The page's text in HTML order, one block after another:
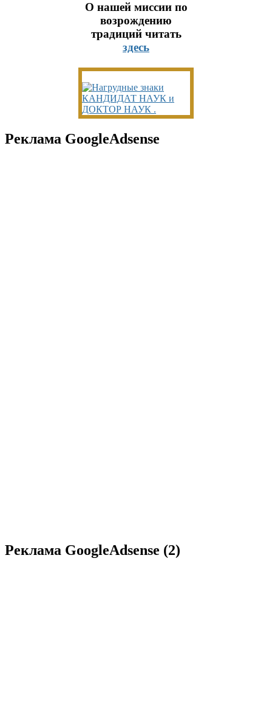
О нашей миссии по
возрождению
традиций читать
здесь
Реклама GoogleAdsense
Реклама GoogleAdsense (2)